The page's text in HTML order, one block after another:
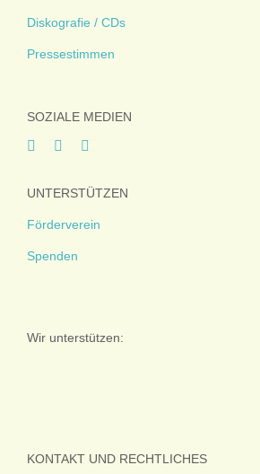
Diskografie / CDs
Pressestimmen
SOZIALE MEDIEN
UNTERSTÜTZEN
Förderverein
Spenden
Wir unterstützen:
KONTAKT UND RECHTLICHES